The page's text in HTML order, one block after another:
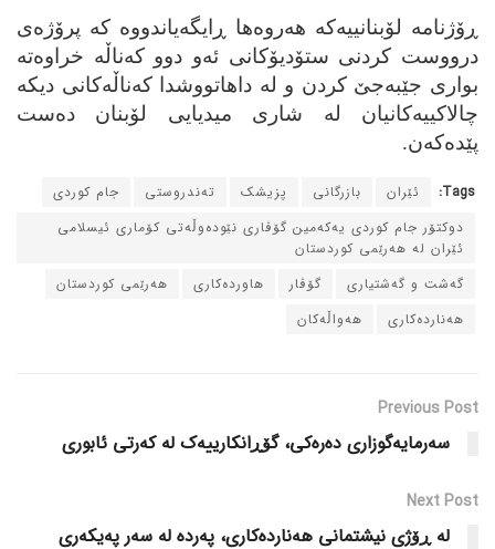
ڕۆژنامه‌ لۆبنانییه‌که‌ هه‌روه‌ها ڕایگه‌یاندووه‌ که‌ پرۆژه‌ی
درووست کردنی ستۆدیۆکانی ئه‌و دوو که‌ناڵه‌ خراوه‌ته‌
بواری جێبه‌جێ کردن و له‌ داهاتووشدا که‌ناڵه‌کانی دیکه‌
چالاکییه‌کانیان له‌ شاری میدیایی لۆبنان ده‌ست
پێده‌که‌ن.
Tags: ئێران بازرگانی پزیشک ته‌ندروستی
جام کوردی
دوکتۆر جام کوردی یه‌که‌مین گۆڤاری نێوده‌وڵه‌تی کۆماری ئیسلامی
ئێران له‌ هه‌رێمی کوردستان
گه‌شت و گه‌شتیاری
گۆڤار هاورده‌کاری
هه‌رێمی کوردستان
هه‌نارده‌کاری
هه‌واڵه‌کان
Previous Post
سه‌رمایه‌گوزاری ده‌ره‌کی، گۆڕانکارییه‌ک له‌ که‌رتی ئابوری
Next Post
له‌ ڕۆژی نیشتمانی هه‌نارده‌کاری، په‌رده‌ له‌ سه‌ر په‌یکه‌ری